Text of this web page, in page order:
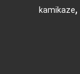
kamikaze,